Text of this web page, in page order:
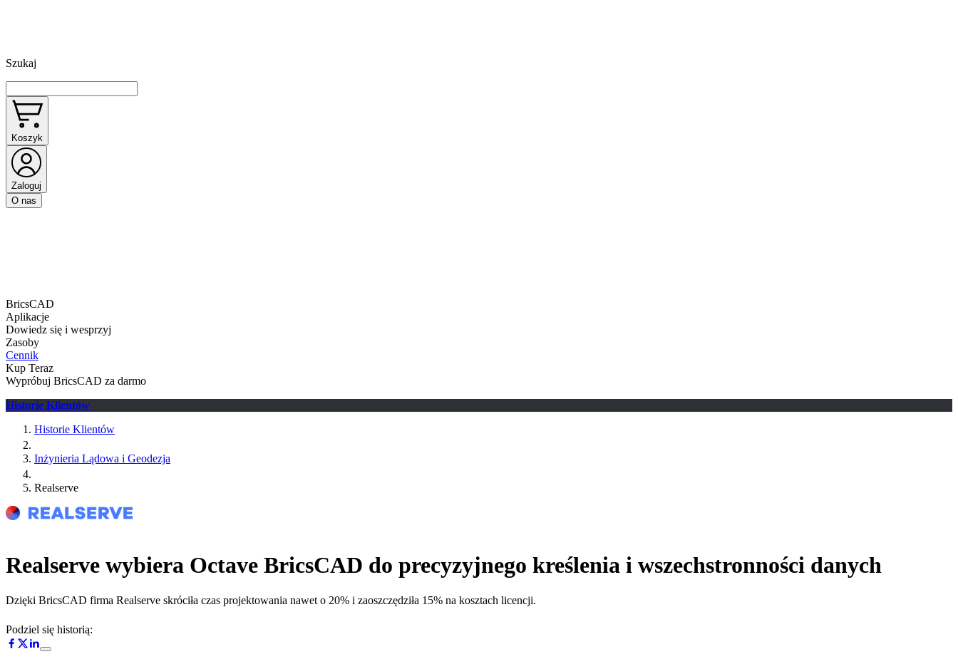
Szukaj
Koszyk
Zaloguj
O nas
BricsCAD
Aplikacje
Dowiedz się i wesprzyj
Zasoby
Cennik
Kup Teraz
Wypróbuj BricsCAD za darmo
Historie Klientów
Historie Klientów
Inżynieria Lądowa i Geodezja
Realserve
Realserve wybiera Octave BricsCAD do precyzyjnego kreślenia i wszechstronności danych
Dzięki BricsCAD firma Realserve skróciła czas projektowania nawet o 20% i zaoszczędziła 15% na kosztach licencji.
Podziel się historią: